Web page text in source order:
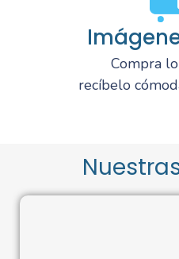
Compra
recíbelo